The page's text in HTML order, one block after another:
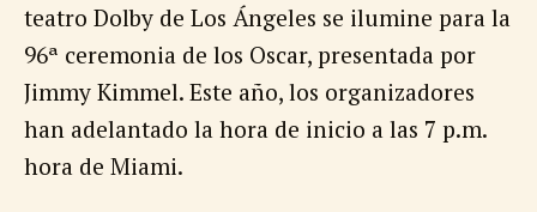
teatro Dolby de Los Ángeles se ilumine para la
96ª ceremonia de los Oscar, presentada por
Jimmy Kimmel. Este año, los organizadores
han adelantado la hora de inicio a las 7 p.m.
hora de Miami.